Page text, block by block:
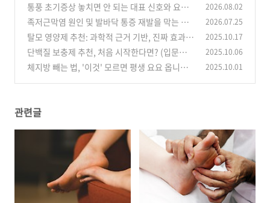
통풍 초기증상 놓치면 안 되는 대표 신호와 요산
수치 관리법
(0)
2026.08.02
족저근막염 원인 및 발바닥 통증 재발을 막는 핵
심 가이드 (0)
2026.07.25
탈모 영양제 추천: 과학적 근거 기반, 진짜 효과를
본 핵심 성분
(0)
2025.10.17
단백질 보충제 추천, 처음 시작한다면? (입문자
필독) 종류와 복용법 완벽 정리 (1)
2025.10.06
체지방 빼는 법, '이것' 모르면 평생 요요 옵니다
2025.10.01
관련글